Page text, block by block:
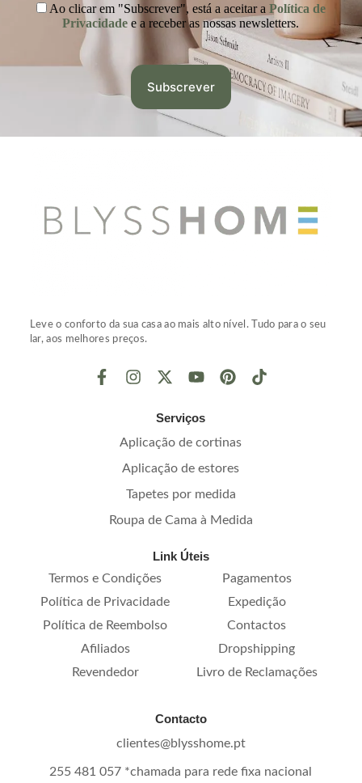
Ao clicar em "Subscrever", está a aceitar a Política de
Privacidade e a receber as nossas newsletters.
Leve o conforto da sua casa ao mais alto nível. Tudo para o seu
lar, aos melhores preços.
Serviços
Aplicação de cortinas
Aplicação de estores
Tapetes por medida
Roupa de Cama à Medida
Link Úteis
Termos e Condições
Pagamentos
Política de Privacidade
Expedição
Política de Reembolso
Contactos
Afiliados
Dropshipping
Revendedor
Livro de Reclamações
Contacto
clientes@blysshome.pt
255 481 057 *chamada para rede fixa nacional